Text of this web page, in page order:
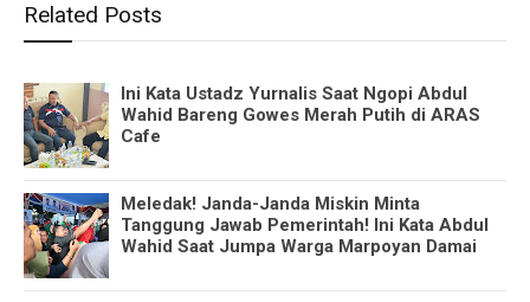
Related Posts
Ini Kata Ustadz Yurnalis Saat Ngopi Abdul
Wahid Bareng Gowes Merah Putih di ARAS
Cafe
Meledak! Janda-Janda Miskin Minta
Tanggung Jawab Pemerintah! Ini Kata Abdul
Wahid Saat Jumpa Warga Marpoyan Damai